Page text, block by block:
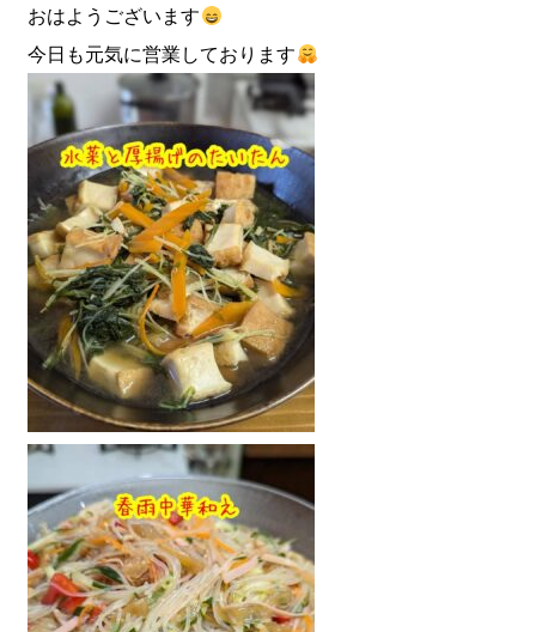
おはようございます
今日も元気に営業しております